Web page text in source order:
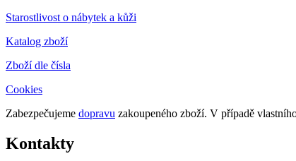
Starostlivost o nábytek a kůži
Katalog zboží
Zboží dle čísla
Cookies
Zabezpečujeme dopravu zakoupeného zboží. V případě
Kontakty